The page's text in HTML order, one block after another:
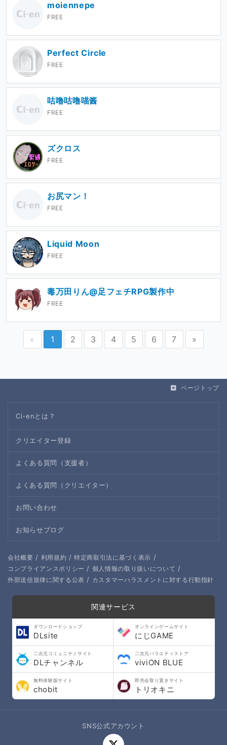
moiennepe
FREE
Perfect Circle
FREE
咕噜咕噜喵酱
FREE
ズクロス
FREE
お尻マン！
FREE
Liquid Moon
FREE
毒万田りん@足フェチRPG製作中
FREE
« 1 2 3 4 5 6 7 »
ページトップ
Ci-enとは？
クリエイター登録
よくある質問（支援者）
よくある質問（クリエイター）
お問い合わせ
お知らせブログ
会社概要 / 利用規約 / 特定商取引法に基づく表示 /
コンプライアンスポリシー / 個人情報の取り扱いについて /
外部送信規律に関する公表 / カスタマーハラスメントに対する行動指針
関連サービス
ダウンロードショップ
DLsite
オンラインゲームサイト
にじGAME
二次元コミュニティサイト
DLチャンネル
二次元バラエティストア
viviON BLUE
無料体験版サイト
chobit
即売会取り置きサイト
トリオキニ
SNS公式アカウント